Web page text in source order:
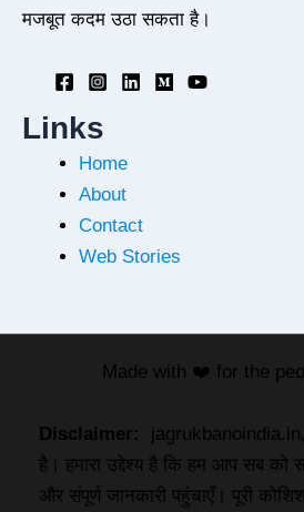
मजबूत कदम उठा सकता है।
Links
Home
About
Contact
Web Stories
Made with ❤️ for the
Disclaimer:
jagrukbanoindia.in,
है। हमारा उद्देश्य है कि हम आप सब को
और संपूर्ण जानकारी पहुंचाएँ। पूरी